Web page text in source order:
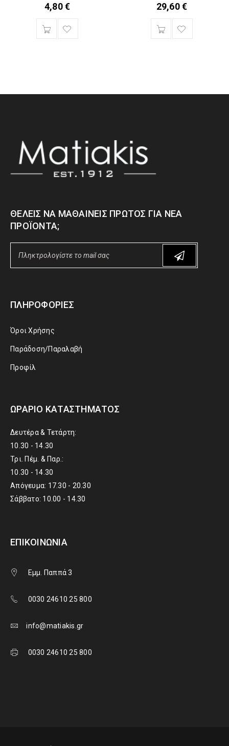
4,80€ 29,60€
ΘΈΛΕΙΣ ΝΑ ΜΑΘΑΊΝΕΙΣ ΠΡΏΤΟΣ ΓΙΑ ΝΈΑ
ΠΡΟΪΌΝΤΑ;
ΠΛΗΡΟΦΟΡΊΕΣ
Όροι Χρήσης
Παράδοση/Παραλαβή
Προφίλ
ΩΡΆΡΙΟ ΚΑΤΑΣΤΉΜΑΤΟΣ
Δευτέρα & Τετάρτη:
10.30 - 14.30
Τρι. Πέμ. & Παρ.:
10.30 - 14.30
Απόγευμα: 17.30 - 20.30
Σάββατο: 10.00 - 14.30
ΕΠΙΚΟΙΝΩΝΊΑ
Εμμ. Παππά 3
0030 24610 25 800
info@matiakis.gr
0030 24610 25 800